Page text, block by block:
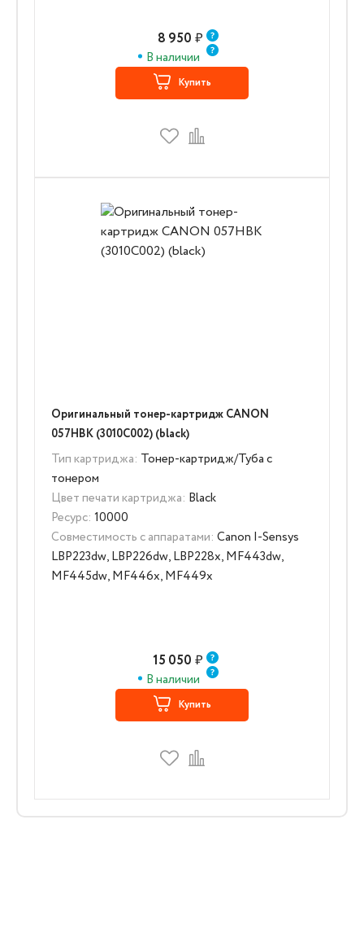
8 950 ₽
В наличии
Купить
Оригинальный тонер-картридж CANON
057HBK (3010C002) (black)
Тип картриджа: Тонер-картридж/Туба с
тонером
Цвет печати картриджа: Black
Ресурс: 10000
Совместимость с аппаратами: Canon I-Sensys
LBP223dw, LBP226dw, LBP228x, MF443dw,
MF445dw, MF446x, MF449x
15 050 ₽
В наличии
Купить